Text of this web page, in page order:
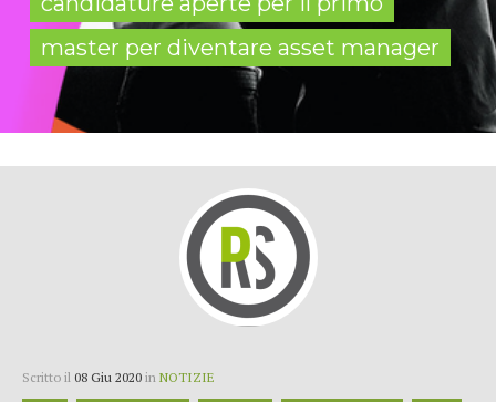
master per diventare asset manager
Scritto il 08 Giu 2020 in NOTIZIE